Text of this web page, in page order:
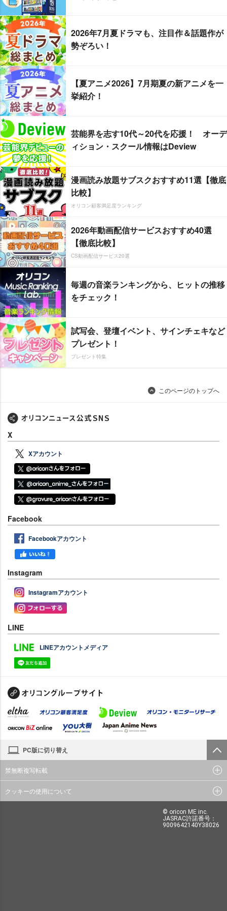
2026年7月夏ドラマも、注目作＆話題作が
勢ぞろい！
【夏アニメ2026】7月期夏の新アニメを一
挙紹介！
芸能界を志す10代～20代を応援！ オーデ
ィション・スクール情報はDeview
漫画読み放題サブスクおすすめ11選【徹底
比較】
オリコン顧客満足度ランキング
2026年動画配信サービスおすすめ40選
【徹底比較】
CS動画配信サービス20選
毎週の音楽ランキングから、ヒットの推移
をチェック！
試写会、登壇イベント、サインチェキなど
プレゼント！
プレゼント特集
このページのトップへ
X
Xアカウント
Facebook
Facebookアカウント
Instagram
Instagramアカウント
LINE
LINEアカウントメディア
PC版に切り替え
禁無断複写転載
クッキーの使用について
© oricon ME inc.
JASRAC許諾番号：
9009642140Y38026